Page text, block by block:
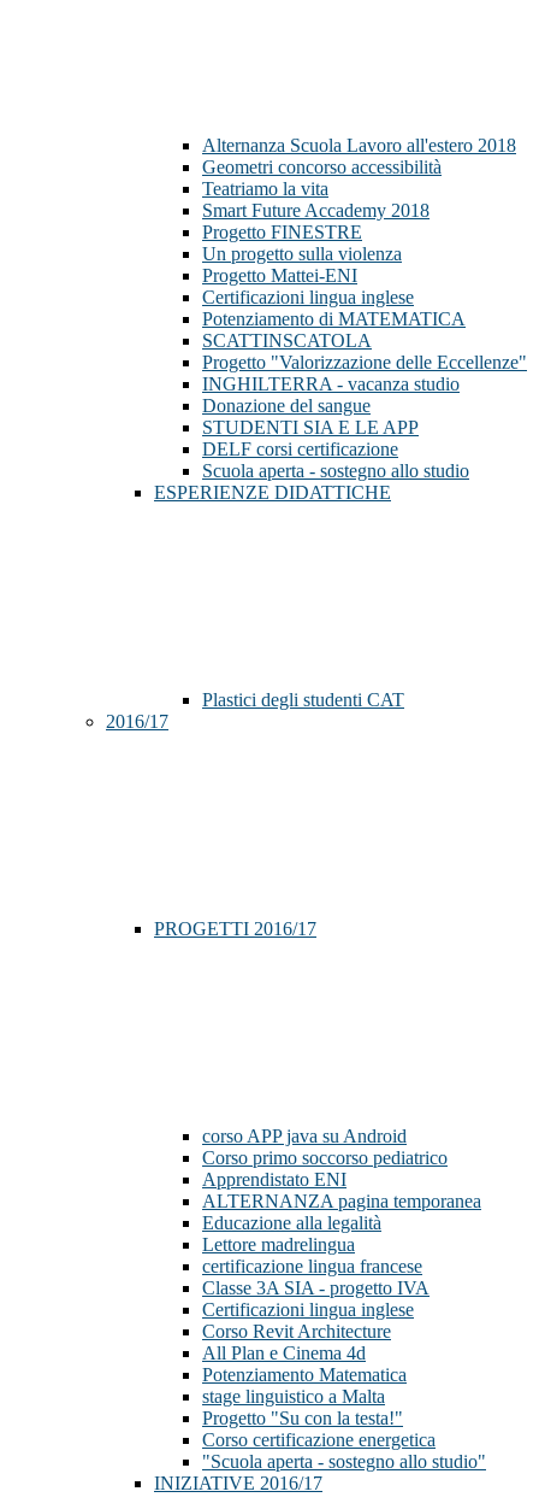
Alternanza Scuola Lavoro all'estero 2018
Geometri concorso accessibilità
Teatriamo la vita
Smart Future Accademy 2018
Progetto FINESTRE
Un progetto sulla violenza
Progetto Mattei-ENI
Certificazioni lingua inglese
Potenziamento di MATEMATICA
SCATTINSCATOLA
Progetto "Valorizzazione delle Eccellenze"
INGHILTERRA - vacanza studio
Donazione del sangue
STUDENTI SIA E LE APP
DELF corsi certificazione
Scuola aperta - sostegno allo studio
ESPERIENZE DIDATTICHE
Plastici degli studenti CAT
2016/17
PROGETTI 2016/17
corso APP java su Android
Corso primo soccorso pediatrico
Apprendistato ENI
ALTERNANZA pagina temporanea
Educazione alla legalità
Lettore madrelingua
certificazione lingua francese
Classe 3A SIA - progetto IVA
Certificazioni lingua inglese
Corso Revit Architecture
All Plan e Cinema 4d
Potenziamento Matematica
stage linguistico a Malta
Progetto "Su con la testa!"
Corso certificazione energetica
"Scuola aperta - sostegno allo studio"
INIZIATIVE 2016/17